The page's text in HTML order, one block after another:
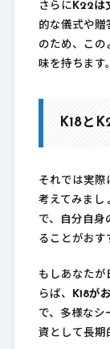
さらに K22は
的な儀式や贈
のため、この
味を持ちます
K18と
それでは実際
考えてみまし
で、自分自
ることがおす
もしあなたが
らば、
K18が
で、多様な
資として長期